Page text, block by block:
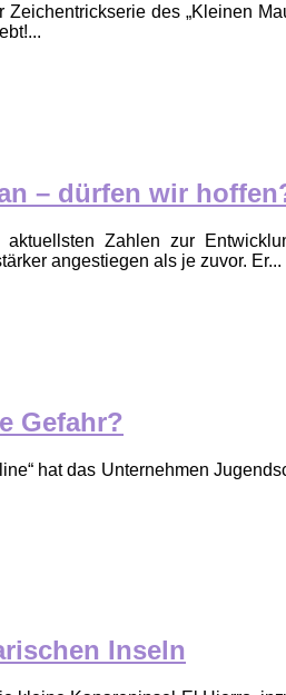
des „Kleinen
– dürfen wir
Zahlen zur
angestiegen als je zuvor. Er...
Gefahr?
hat das Unternehmen
Inseln